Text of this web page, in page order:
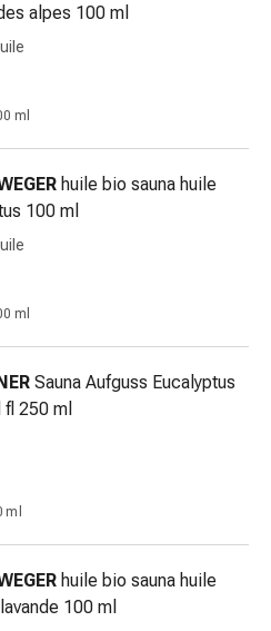
alpes 100 ml
ml
huile bio sauna huile
100 ml
ml
Sauna Aufguss Eucalyptus
250 ml
ml
huile bio sauna huile
100 ml